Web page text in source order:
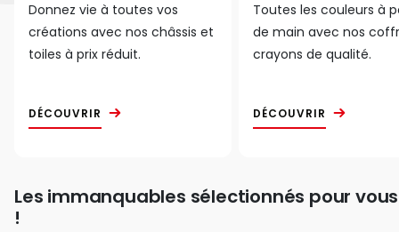
Donnez vie à toutes vos
créations avec nos châssis et
toiles à prix réduit.
DÉCOUVRIR
Toutes les couleurs à
de main avec nos
crayons de qualité.
DÉCOUVRIR
Les immanquables sélectionnés pour vous
!